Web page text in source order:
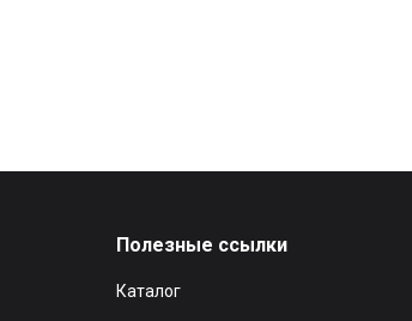
Полезные ссылки
Каталог